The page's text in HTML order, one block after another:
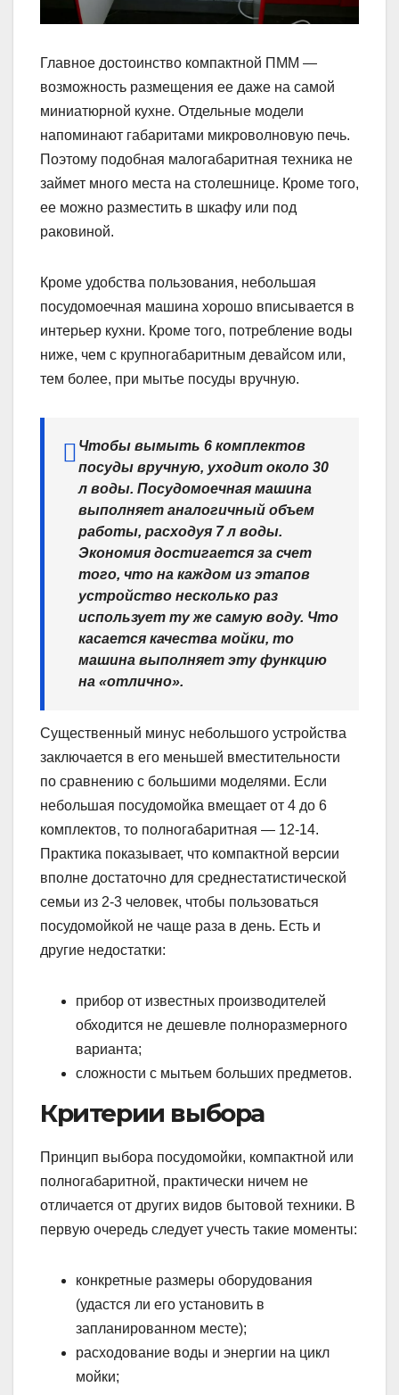
Главное достоинство компактной ПММ —
возможность размещения ее даже на самой
миниатюрной кухне. Отдельные модели
напоминают габаритами микроволновую печь.
Поэтому подобная малогабаритная техника не
займет много места на столешнице. Кроме того,
ее можно разместить в шкафу или под
раковиной.
Кроме удобства пользования, небольшая
посудомоечная машина хорошо вписывается в
интерьер кухни. Кроме того, потребление воды
ниже, чем с крупногабаритным девайсом или,
тем более, при мытье посуды вручную.
Чтобы вымыть 6 комплектов
посуды вручную, уходит около 30
л воды. Посудомоечная машина
выполняет аналогичный объем
работы, расходуя 7 л воды.
Экономия достигается за счет
того, что на каждом из этапов
устройство несколько раз
использует ту же самую воду. Что
касается качества мойки, то
машина выполняет эту функцию
на «отлично».
Существенный минус небольшого устройства
заключается в его меньшей вместительности
по сравнению с большими моделями. Если
небольшая посудомойка вмещает от 4 до 6
комплектов, то полногабаритная — 12-14.
Практика показывает, что компактной версии
вполне достаточно для среднестатистической
семьи из 2-3 человек, чтобы пользоваться
посудомойкой не чаще раза в день. Есть и
другие недостатки:
прибор от известных производителей
обходится не дешевле полноразмерного
варианта;
сложности с мытьем больших предметов.
Критерии выбора
Принцип выбора посудомойки, компактной или
полногабаритной, практически ничем не
отличается от других видов бытовой техники. В
первую очередь следует учесть такие моменты:
конкретные размеры оборудования
(удастся ли его установить в
запланированном месте);
расходование воды и энергии на цикл
мойки;